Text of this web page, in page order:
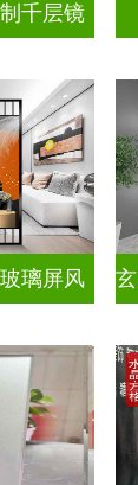
千层镜
璃屏风